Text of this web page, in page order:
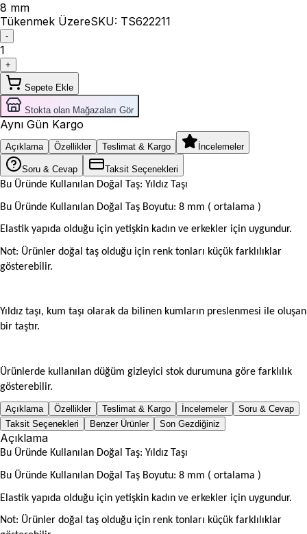
8 mm
Tükenmek ÜzereSKU: TS622211
-
1
+
Sepete Ekle
Stokta olan Mağazaları Gör
Aynı Gün Kargo
Açıklama Özellikler Teslimat & Kargo İncelemeler
Soru & Cevap Taksit Seçenekleri
Bu Üründe Kullanılan Doğal Taş: Yıldız Taşı
Bu Üründe Kullanılan Doğal Taş Boyutu: 8 mm ( ortalama )
Elastik yapıda olduğu için yetişkin kadın ve erkekler için uygundur.
Not: Ürünler doğal taş olduğu için renk tonları küçük farklılıklar
gösterebilir.
Yıldız taşı, kum taşı olarak da bilinen kumların preslenmesi ile oluşan
bir taştır.
Ürünlerde kullanılan düğüm gizleyici stok durumuna göre farklılık
gösterebilir.
Açıklama Özellikler Teslimat & Kargo İncelemeler
Soru & Cevap
Taksit Seçenekleri
Benzer Ürünler Son Gezdiğiniz
Açıklama
Bu Üründe Kullanılan Doğal Taş: Yıldız Taşı
Bu Üründe Kullanılan Doğal Taş Boyutu: 8 mm ( ortalama )
Elastik yapıda olduğu için yetişkin kadın ve erkekler için uygundur.
Not: Ürünler doğal taş olduğu için renk tonları küçük farklılıklar